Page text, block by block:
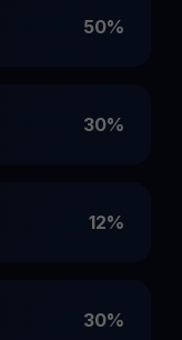
50%
30%
12%
30%